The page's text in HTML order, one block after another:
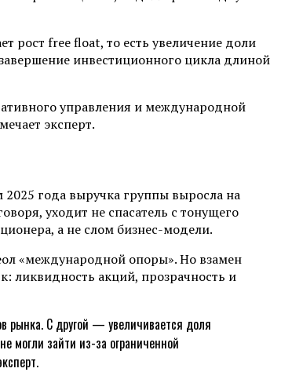
рост free float, то есть увеличение доли
инвестиционного цикла длиной
управления и международной
эксперт.
года выручка группы выросла на
уходит не спасатель с тонущего
а не слом бизнес-модели.
«международной опоры». Но взамен
ликвидность акций, прозрачность и
рынка. С другой — увеличивается доля
могли зайти из-за ограниченной